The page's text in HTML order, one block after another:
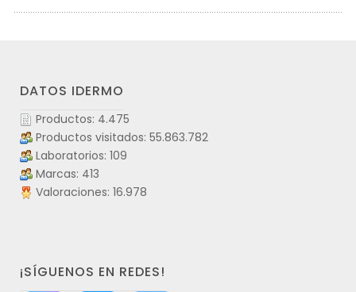
DATOS IDERMO
Productos: 4.475
Productos visitados: 55.863.782
Laboratorios: 109
Marcas: 413
Valoraciones: 16.978
¡SÍGUENOS EN REDES!